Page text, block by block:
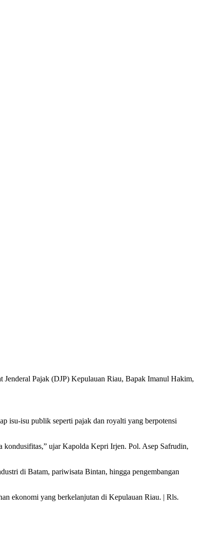
Pajak (DJP) Kepulauan Riau, Bapak Imanul Hakim,
isu-isu publik seperti pajak dan royalti yang berpotensi
kondusifitas,” ujar Kapolda Kepri Irjen. Pol. Asep Safrudin,
di Batam, pariwisata Bintan, hingga pengembangan
ekonomi yang berkelanjutan di Kepulauan Riau. | Rls.